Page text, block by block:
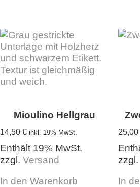
Die
Optionen
können
auf
gewählt
Mioulino Hellgrau
14,50 € inkl. 19% MwSt.
Enthält 19% MwSt.
zzgl. Versand
In den Warenkorb
25,00
zzgl.
In